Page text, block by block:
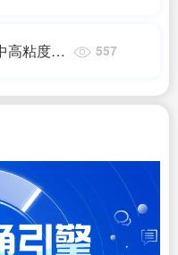
高粘度回
557